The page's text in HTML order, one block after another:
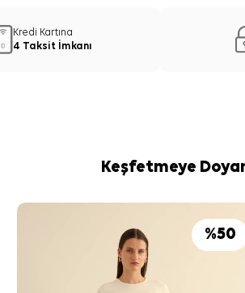
Kredi Kartına
4 Taksit İmkanı
Keşfetmeye
%50